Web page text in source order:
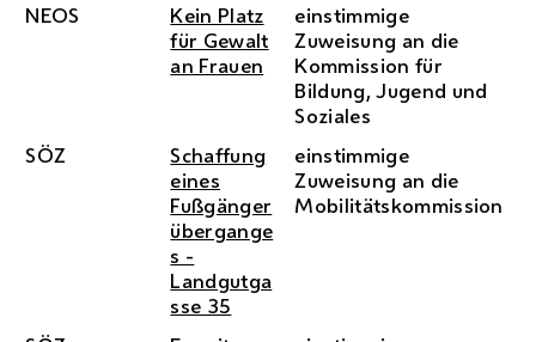
NEOS
Kein Platz
für Gewalt
an Frauen
einstimmige
Zuweisung an die
Kommission für
Bildung, Jugend und
Soziales
SÖZ
Schaffung
eines
Fußgänger
übergange
s -
Landgutga
sse 35
einstimmige
Zuweisung an die
Mobilitätskommission